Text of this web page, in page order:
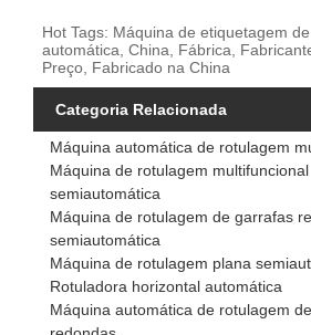
Hot Tags: Máquina de etiquetagem
automática, China, Fábrica,
Preço, Fabricado na China
Categoria Relacionada
Máquina automática de rotulagem
Máquina de rotulagem multifuncional
semiautomática
Máquina de rotulagem de garrafas
semiautomática
Máquina de rotulagem plana
Rotuladora horizontal automática
Máquina automática de rotulagem